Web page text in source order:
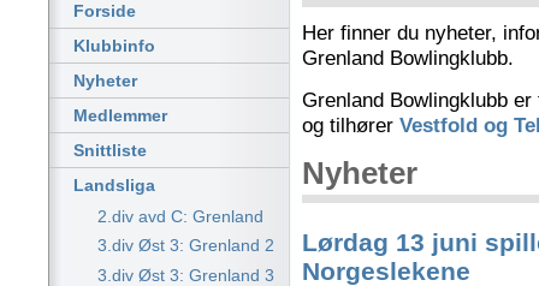
Forside
Klubbinfo
Nyheter
Medlemmer
Snittliste
Landsliga
2.div avd C: Grenland
3.div Øst 3: Grenland 2
3.div Øst 3: Grenland 3
Her finner du nyheter,
Grenland Bowlingklubb.
Grenland Bowlingklubb
og tilhører Vestfold og
Nyheter
Lørdag 13 juni
Norgeslekene